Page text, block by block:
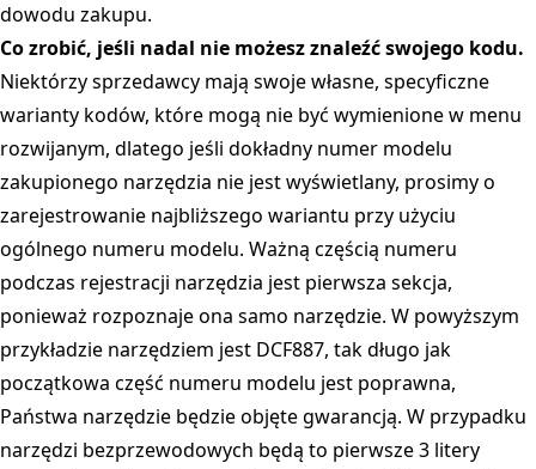
dowodu zakupu.
Co zrobić, jeśli nadal nie możesz znaleźć swojego kodu.
Niektórzy sprzedawcy mają swoje własne, specyficzne
warianty kodów, które mogą nie być wymienione w menu
rozwijanym, dlatego jeśli dokładny numer modelu
zakupionego narzędzia nie jest wyświetlany, prosimy o
zarejestrowanie najbliższego wariantu przy użyciu
ogólnego numeru modelu. Ważną częścią numeru
podczas rejestracji narzędzia jest pierwsza sekcja,
ponieważ rozpoznaje ona samo narzędzie. W powyższym
przykładzie narzędziem jest DCF887, tak długo jak
początkowa część numeru modelu jest poprawna,
Państwa narzędzie będzie objęte gwarancją. W przypadku
narzędzi bezprzewodowych będą to pierwsze 3 litery